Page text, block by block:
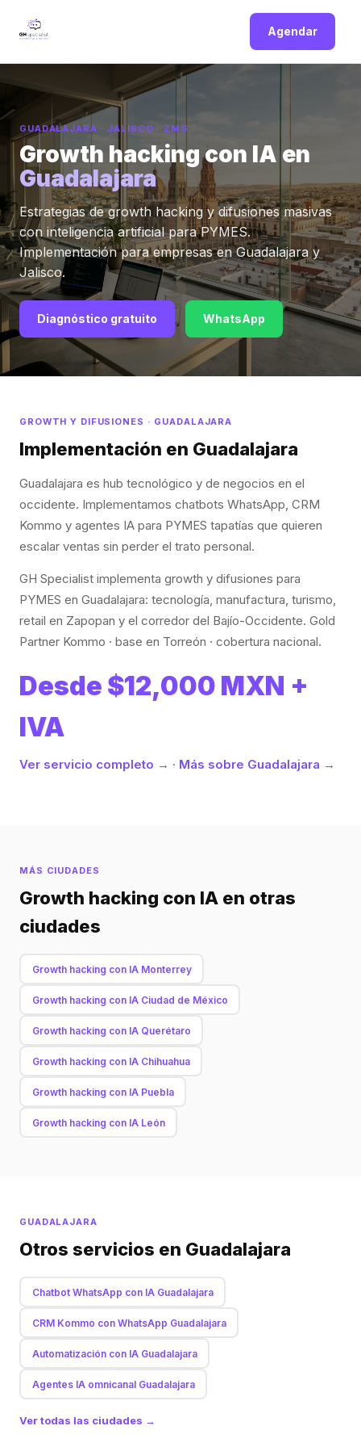
Agendar
GUADALAJARA · JALISCO · ZMG
Growth hacking con IA en
Guadalajara
Estrategias de growth hacking y difusiones masivas
con inteligencia artificial para PYMES.
Implementación para empresas en Guadalajara y
Jalisco.
Diagnóstico gratuito WhatsApp
GROWTH Y DIFUSIONES · GUADALAJARA
Implementación en Guadalajara
Guadalajara es hub tecnológico y de negocios en el
occidente. Implementamos chatbots WhatsApp, CRM
Kommo y agentes IA para PYMES tapatías que quieren
escalar ventas sin perder el trato personal.
GH Specialist implementa growth y difusiones para
PYMES en Guadalajara: tecnología, manufactura, turismo,
retail en Zapopan y el corredor del Bajío-Occidente. Gold
Partner Kommo · base en Torreón · cobertura nacional.
Desde $12,000 MXN +
IVA
Ver servicio completo → · Más sobre Guadalajara →
MÁS CIUDADES
Growth hacking con IA en otras
ciudades
Growth hacking con IA Monterrey
Growth hacking con IA Ciudad de México
Growth hacking con IA Querétaro
Growth hacking con IA Chihuahua
Growth hacking con IA Puebla
Growth hacking con IA León
GUADALAJARA
Otros servicios en Guadalajara
Chatbot WhatsApp con IA Guadalajara
CRM Kommo con WhatsApp Guadalajara
Automatización con IA Guadalajara
Agentes IA omnicanal Guadalajara
Ver todas las ciudades →